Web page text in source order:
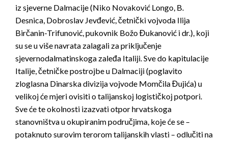
iz sjeverne Dalmacije (Niko Novaković Longo, B.
Desnica, Dobroslav Jevđević, četnički vojvoda Ilija
Birčanin-Trifunović, pukovnik Božo Đukanović i dr.), koji
su se u više navrata zalagali za priključenje
sjevernodalmatinskoga zaleđa Italiji. Sve do kapitulacije
Italije, četničke postrojbe u Dalmaciji (poglavito
zloglasna Dinarska divizija vojvode Momčila Đujića) u
velikoj će mjeri ovisiti o talijanskoj logističkoj potpori.
Sve će te okolnosti izazvati otpor hrvatskoga
stanovništva u okupiranim područjima, koje će se –
potaknuto surovim terorom talijanskih vlasti – odlučiti na